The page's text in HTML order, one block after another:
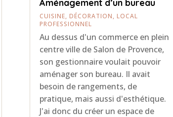
Aménagement d’un bureau
CUISINE,DÉCORATION,LOCAL
PROFESSIONNEL
Au dessus d'un commerce en plein
centre ville de Salon de Provence,
son gestionnaire voulait pouvoir
aménager son bureau. Il avait
besoin de rangements, de
pratique, mais aussi d'esthétique.
J'ai donc du créer un espace de